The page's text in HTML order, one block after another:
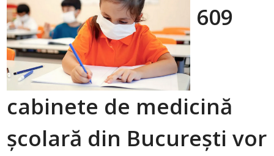
609
cabinete de medicină
școlară din București vor